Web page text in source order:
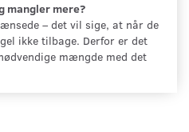
mangler mere?
– det vil sige, at når de
ikke tilbage. Derfor er det
mængde med det